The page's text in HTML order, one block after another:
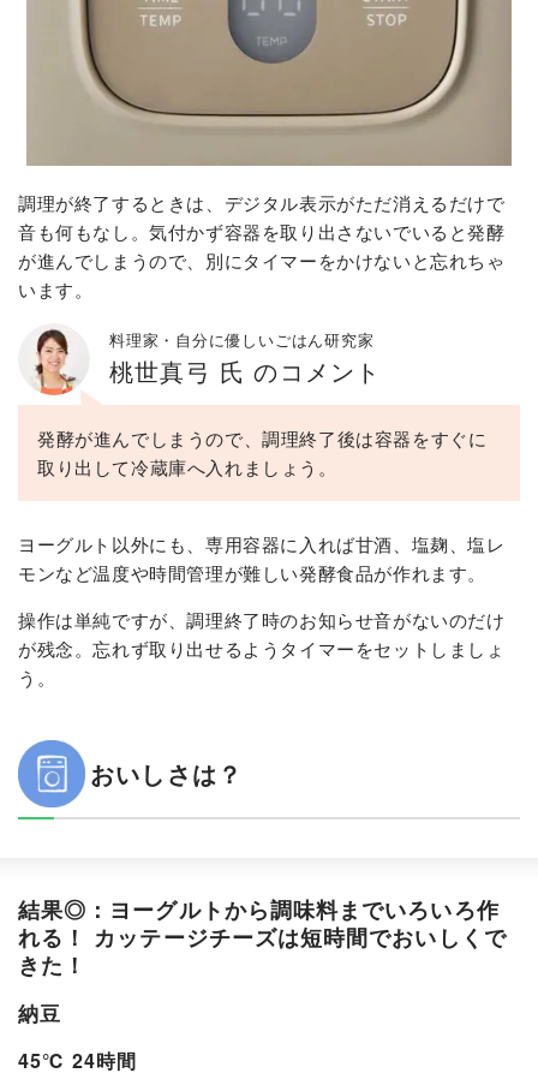
調理が終了するときは、デジタル表示がただ消えるだけで
音も何もなし。気付かず容器を取り出さないでいると発酵
が進んでしまうので、別にタイマーをかけないと忘れちゃ
います。
料理家・自分に優しいごはん研究家
桃世真弓 氏 のコメント
発酵が進んでしまうので、調理終了後は容器をすぐに
取り出して冷蔵庫へ入れましょう。
ヨーグルト以外にも、専用容器に入れば甘酒、塩麹、塩レ
モンなど温度や時間管理が難しい発酵食品が作れます。
操作は単純ですが、調理終了時のお知らせ音がないのだけ
が残念。忘れず取り出せるようタイマーをセットしましょ
う。
おいしさは？
結果◎：ヨーグルトから調味料までいろいろ作
れる！ カッテージチーズは短時間でおいしくで
きた！
納豆
45℃ 24時間